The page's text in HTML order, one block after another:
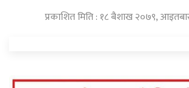
प्रकाशित मिति : १८ बैशाख २०७९,